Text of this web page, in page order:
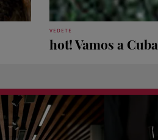
VEDETE
hot! Vamos a Cuba